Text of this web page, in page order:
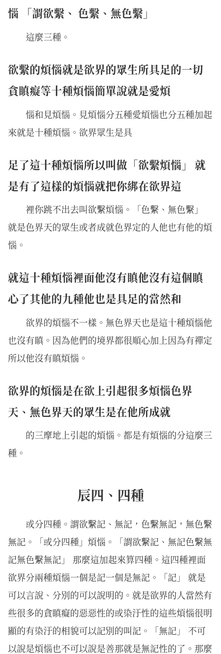
惱 「謂欲繫、 色繫、無色繫」
這麼三種。
欲繫的煩惱就是欲界的眾生所具足的一切
貪瞋癡等十種煩惱簡單說就是愛煩
惱和見煩惱。見煩惱分五種愛煩惱也分五種加起
來就是十種煩惱。欲界眾生是具
足了這十種煩惱所以叫做「欲繫煩惱」 就
是有了這樣的煩惱就把你綁在欲界這
裡你跳不出去叫欲繫煩惱。「色繫、無色繫」
就是色界天的眾生或者成就色界定的人他也有他的煩
惱。
就這十種煩惱裡面他沒有瞋他沒有這個瞋
心了其他的九種他也是具足的當然和
欲界的煩惱不一樣。無色界天也是這十種煩惱他
也沒有瞋。因為他們的境界都很順心加上因為有禪定
所以他沒有瞋煩惱。
欲界的煩惱是在欲上引起很多煩惱色界
天、無色界天的眾生是在他所成就
的三摩地上引起的煩惱。都是有煩惱的分這麼三
種。
辰四、四種
或分四種。謂欲繫記、無記，色繫無記，無色繫
無記。「或分四種」煩惱。「謂欲繫記、無記色繫無
記無色繫無記」 那麼這加起來算四種。這四種裡面
欲界分兩種煩惱一個是記一個是無記。「記」 就是
可以言說、分別的可以說明的。就是欲界的人當然有
些很多的貪瞋癡的惡惡性的或染汙性的這些煩惱很明
顯的有染汙的相貌可以記別的叫記。「無記」 不可
以說是煩惱也不可以說是善那就是無記性的了。那麼